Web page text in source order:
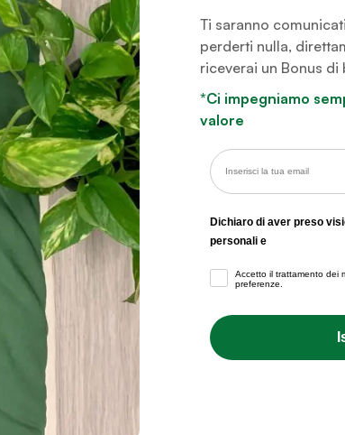
Ti saranno
perderti nulla,
riceverai un Bonus di
*Ci impegniamo
valore
Email
Dichiaro di aver preso
personali e
Dichiaro di aver preso visione
Accetto il trattamento dei
preferenze.